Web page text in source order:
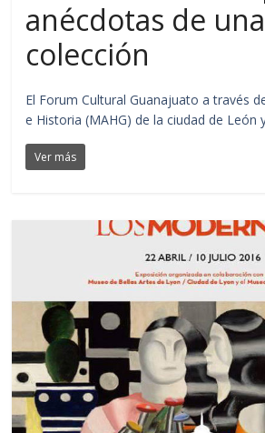
anécdotas de una
colección
El Forum Cultural Guanajuato a través
e Historia (MAHG) de la ciudad de León
Ver más